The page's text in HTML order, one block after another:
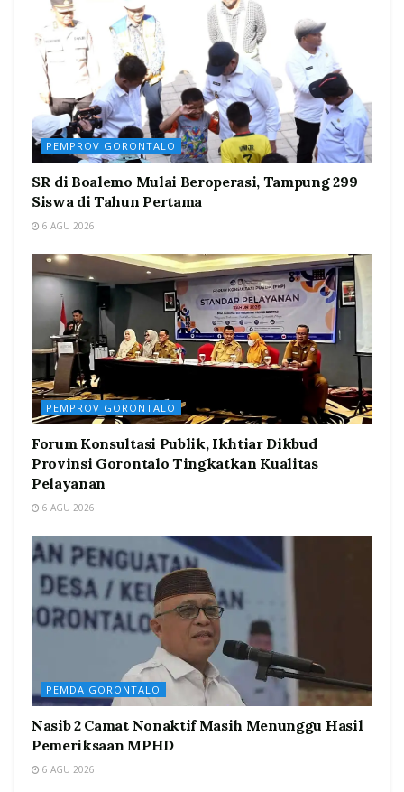
PEMPROV GORONTALO
SR di Boalemo Mulai Beroperasi, Tampung 299
Siswa di Tahun Pertama
6 AGU 2026
PEMPROV GORONTALO
Forum Konsultasi Publik, Ikhtiar Dikbud
Provinsi Gorontalo Tingkatkan Kualitas
Pelayanan
6 AGU 2026
PEMDA GORONTALO
Nasib 2 Camat Nonaktif Masih Menunggu Hasil
Pemeriksaan MPHD
6 AGU 2026